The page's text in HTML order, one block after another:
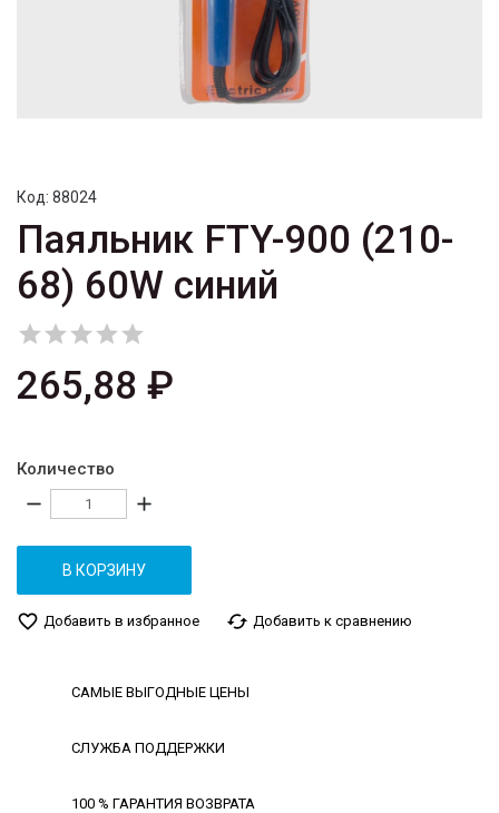
Код: 88024
Паяльник FTY-900 (210-
68) 60W синий

265,88 ₽
Количество
remove add
В КОРЗИНУ
favorite_border Добавить в избранное cached Добавить к сравнению
САМЫЕ ВЫГОДНЫЕ ЦЕНЫ
СЛУЖБА ПОДДЕРЖКИ
100 % ГАРАНТИЯ ВОЗВРАТА